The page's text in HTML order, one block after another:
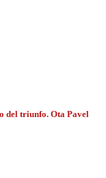
del triunfo. Ota Pavel